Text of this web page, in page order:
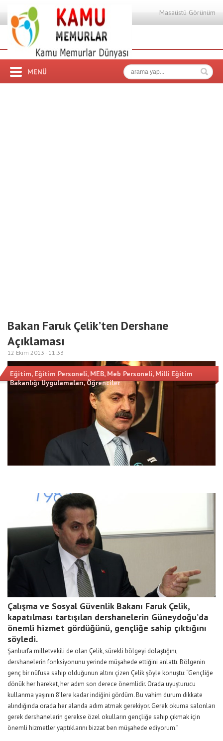
Masaüstü Görünüm
MENÜ
Bakan Faruk Çelik’ten Dershane
Açıklaması
12 Ekim 2013 - 11:33
Eğitim, Eğitim Personeli, MEB, Meb Personeli, Milli Eğitim
Bakanlığı Uygulamaları,Öğrenciler
Çalışma ve Sosyal Güvenlik Bakanı Faruk Çelik,
kapatılması tartışılan dershanelerin Güneydoğu’da
önemli hizmet gördüğünü, gençliğe sahip çıktığını
söyledi.
Şanlıurfa milletvekili de olan Çelik, sürekli bölgeyi dolaştığını,
dershanelerin fonksiyonunu yerinde müşahede ettiğini anlattı. Bölgenin
genç bir nüfusa sahip olduğunun altını çizen Çelik şöyle konuştu: “Gençliğe
dönük her hareket, her adım son derece önemlidir. Orada uyuşturucu
kullanma yaşının 8’lere kadar indiğini gördüm. Bu vahim durum dikkate
alındığında orada her alanda adım atmak gerekiyor. Gerek okuma salonları
gerek dershanelerin gerekse özel okulların gençliğe sahip çıkmak için
önemli hizmetler yaptıklarını bizzat ben müşahede ediyorum.”